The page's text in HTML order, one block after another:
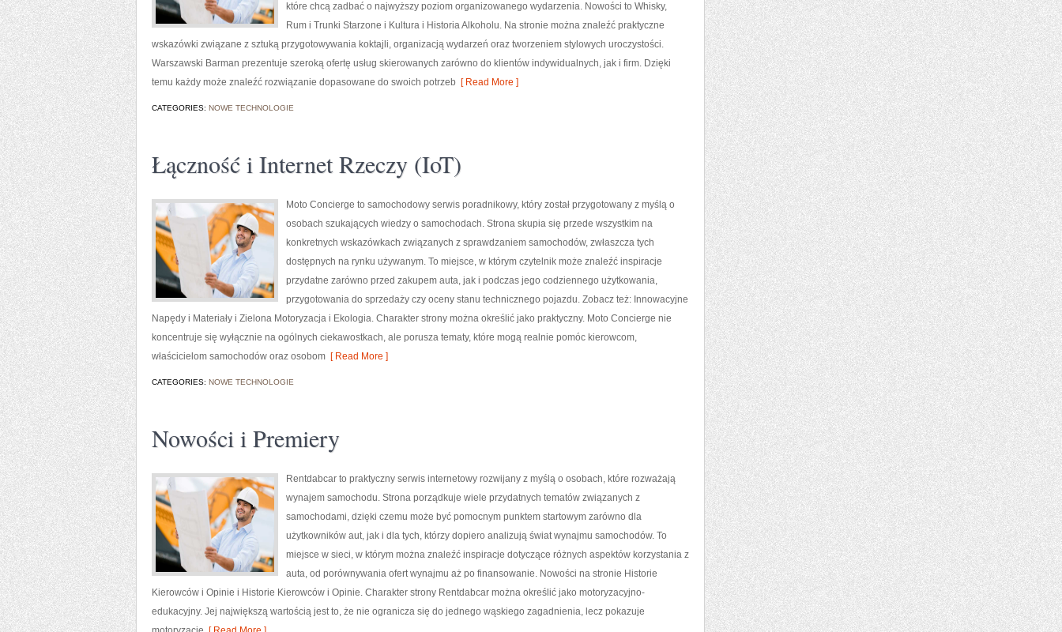
które chcą zadbać o najwyższy poziom organizowanego wydarzenia. Nowości to Whisky,
Rum i Trunki Starzone i Kultura i Historia Alkoholu. Na stronie można znaleźć praktyczne
wskazówki związane z sztuką przygotowywania koktajli, organizacją wydarzeń oraz tworzeniem stylowych uroczystości.
Warszawski Barman prezentuje szeroką ofertę usług skierowanych zarówno do klientów indywidualnych, jak i firm. Dzięki
temu każdy może znaleźć rozwiązanie dopasowane do swoich potrzeb [ Read More ]
CATEGORIES: NOWE TECHNOLOGIE
Łączność i Internet Rzeczy (IoT)
Moto Concierge to samochodowy serwis poradnikowy, który został przygotowany z myślą o
osobach szukających wiedzy o samochodach. Strona skupia się przede wszystkim na
konkretnych wskazówkach związanych z sprawdzaniem samochodów, zwłaszcza tych
dostępnych na rynku używanym. To miejsce, w którym czytelnik może znaleźć inspiracje
przydatne zarówno przed zakupem auta, jak i podczas jego codziennego użytkowania,
przygotowania do sprzedaży czy oceny stanu technicznego pojazdu. Zobacz też: Innowacyjne
Napędy i Materiały i Zielona Motoryzacja i Ekologia. Charakter strony można określić jako praktyczny. Moto Concierge nie
koncentruje się wyłącznie na ogólnych ciekawostkach, ale porusza tematy, które mogą realnie pomóc kierowcom,
właścicielom samochodów oraz osobom [ Read More ]
CATEGORIES: NOWE TECHNOLOGIE
Nowości i Premiery
Rentdabcar to praktyczny serwis internetowy rozwijany z myślą o osobach, które rozważają
wynajem samochodu. Strona porządkuje wiele przydatnych tematów związanych z
samochodami, dzięki czemu może być pomocnym punktem startowym zarówno dla
użytkowników aut, jak i dla tych, którzy dopiero analizują świat wynajmu samochodów. To
miejsce w sieci, w którym można znaleźć inspiracje dotyczące różnych aspektów korzystania z
auta, od porównywania ofert wynajmu aż po finansowanie. Nowości na stronie Historie
Kierowców i Opinie i Historie Kierowców i Opinie. Charakter strony Rentdabcar można określić jako motoryzacyjno-
edukacyjny. Jej największą wartością jest to, że nie ogranicza się do jednego wąskiego zagadnienia, lecz pokazuje